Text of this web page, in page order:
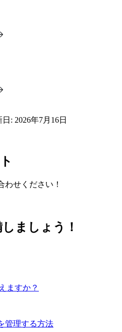
: 2026年7月16日
わせください！
ましょう！
ますか？
管理する方法